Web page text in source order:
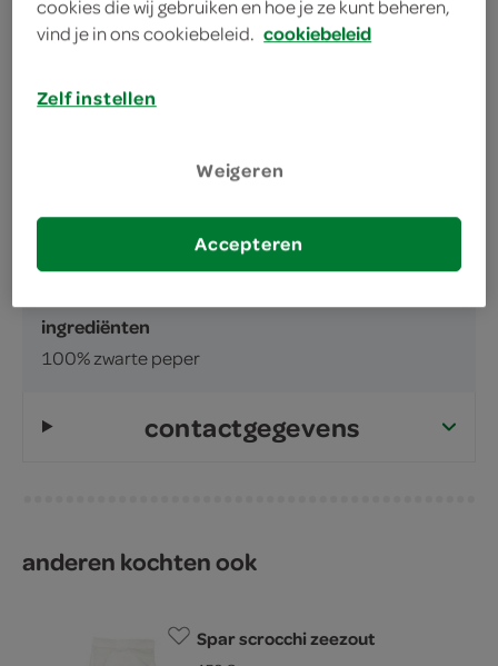
ingrediënten
ingrediënten
100% zwarte peper
contactgegevens
anderen kochten ook
Spar scrocchi zeezout
cookies die wij gebruiken en hoe je ze kunt beheren,
vind je in ons cookiebeleid. cookiebeleid
Zelf instellen
Weigeren
Accepteren